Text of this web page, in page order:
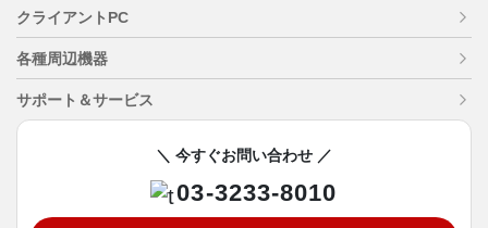
クライアントPC
各種周辺機器
サポート＆サービス
＼ 今すぐお問い合わせ ／
03-3233-8010